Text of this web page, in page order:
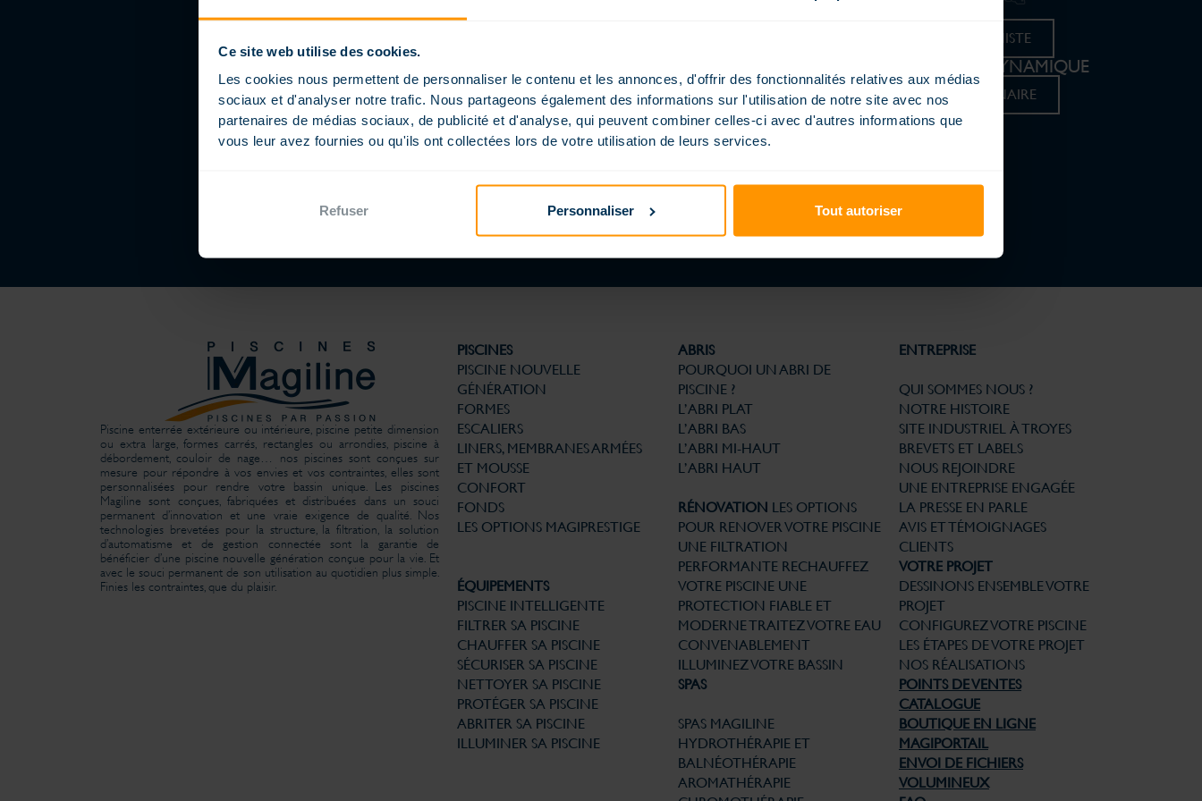
Ce site web utilise des cookies.
Les cookies nous permettent de personnaliser le contenu et les annonces, d'offrir des fonctionnalités relatives aux médias
sociaux et d'analyser notre trafic. Nous partageons également des informations sur l'utilisation de notre site avec nos
partenaires de médias sociaux, de publicité et d'analyse, qui peuvent combiner celles-ci avec d'autres informations que
vous leur avez fournies ou qu'ils ont collectées lors de votre utilisation de leurs services.
Refuser Personnaliser Tout autoriser
PISCINE AU JARDIN : L’ART DE NE PAS S’ARRÊTER AU
BORD DE L’EAU
12 JUIN 2026
DÉCOUVRIR LE BLOG
TROUVER VOTRE PISCINISTE
REJOIGNEZ UN RÉSEAU DYNAMIQUE
DEVENIR CONCESSIONNAIRE
Piscine enterrée extérieure ou intérieure, piscine petite dimension
ou extra large, formes carrés, rectangles ou arrondies, piscine à
débordement, couloir de nage… nos piscines sont conçues sur
mesure pour répondre à vos envies et vos contraintes, elles sont
personnalisées pour rendre votre bassin unique. Les piscines
Magiline sont conçues, fabriquées et distribuées dans un souci
permanent d’innovation et une vraie exigence de qualité. Nos
technologies brevetées pour la structure, la filtration, la solution
d’automatisme et de gestion connectée sont la garantie de
bénéficier d’une piscine nouvelle génération conçue pour la vie. Et
avec le souci permanent de son utilisation au quotidien plus simple.
Finies les contraintes, que du plaisir.
PISCINES
PISCINE NOUVELLE
GÉNÉRATION
FORMES
ESCALIERS
LINERS, MEMBRANES ARMÉES
ET MOUSSE
CONFORT
FONDS
LES OPTIONS MAGIPRESTIGE
ÉQUIPEMENTS
PISCINE INTELLIGENTE
FILTRER SA PISCINE
CHAUFFER SA PISCINE
SÉCURISER SA PISCINE
NETTOYER SA PISCINE
PROTÉGER SA PISCINE
ABRITER SA PISCINE
ILLUMINER SA PISCINE
ABRIS
POURQUOI UN ABRI DE
PISCINE ?
L’ABRI PLAT
L’ABRI BAS
L’ABRI MI-HAUT
L’ABRI HAUT
RÉNOVATION LES OPTIONS
POUR RENOVER VOTRE PISCINE
UNE FILTRATION
PERFORMANTE RECHAUFFEZ
VOTRE PISCINE UNE
PROTECTION FIABLE ET
MODERNETRAITEZ VOTRE EAU
CONVENABLEMENT
ILLUMINEZ VOTRE BASSIN
SPAS
SPAS MAGILINE
HYDROTHÉRAPIE ET
BALNÉOTHÉRAPIE
AROMATHÉRAPIE
ENTREPRISE
QUI SOMMES NOUS ?
NOTRE HISTOIRE
SITE INDUSTRIEL À TROYES
BREVETS ET LABELS
NOUS REJOINDRE
UNE ENTREPRISE ENGAGÉE
LA PRESSE EN PARLE
AVIS ET TÉMOIGNAGES
CLIENTS
VOTRE PROJET
DESSINONS ENSEMBLE VOTRE
PROJET
CONFIGUREZ VOTRE PISCINE
LES ÉTAPES DE VOTRE PROJET
NOS RÉALISATIONS
POINTS DE VENTES
CATALOGUE
BOUTIQUE EN LIGNE
MAGIPORTAIL
ENVOI DE FICHIERS
VOLUMINEUX